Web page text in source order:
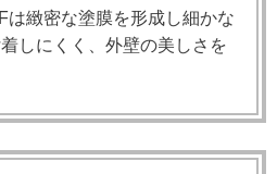
は緻密な塗膜を形成し細かな
しにくく、外壁の美しさを